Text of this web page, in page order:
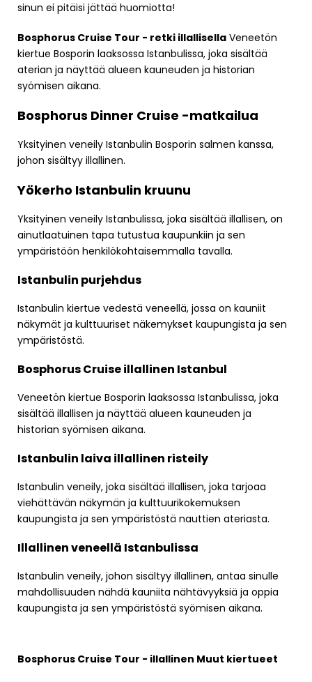
sinun ei pitäisi jättää huomiotta!
Bosphorus Cruise Tour - retki illallisella Veneetön
kiertue Bosporin laaksossa Istanbulissa, joka sisältää
aterian ja näyttää alueen kauneuden ja historian
syömisen aikana.
Bosphorus Dinner Cruise -matkailua
Yksityinen veneily Istanbulin Bosporin salmen kanssa,
johon sisältyy illallinen.
Yökerho Istanbulin kruunu
Yksityinen veneily Istanbulissa, joka sisältää illallisen, on
ainutlaatuinen tapa tutustua kaupunkiin ja sen
ympäristöön henkilökohtaisemmalla tavalla.
Istanbulin purjehdus
Istanbulin kiertue vedestä veneellä, jossa on kauniit
näkymät ja kulttuuriset näkemykset kaupungista ja sen
ympäristöstä.
Bosphorus Cruise illallinen Istanbul
Veneetön kiertue Bosporin laaksossa Istanbulissa, joka
sisältää illallisen ja näyttää alueen kauneuden ja
historian syömisen aikana.
Istanbulin laiva illallinen risteily
Istanbulin veneily, joka sisältää illallisen, joka tarjoaa
viehättävän näkymän ja kulttuurikokemuksen
kaupungista ja sen ympäristöstä nauttien ateriasta.
Illallinen veneellä Istanbulissa
Istanbulin veneily, johon sisältyy illallinen, antaa sinulle
mahdollisuuden nähdä kauniita nähtävyyksiä ja oppia
kaupungista ja sen ympäristöstä syömisen aikana.
Bosphorus Cruise Tour - illallinen Muut kiertueet